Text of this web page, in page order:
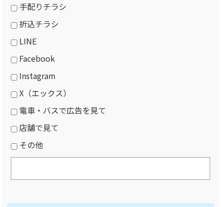
手配りチラシ
折込チラシ
LINE
Facebook
Instagram
X（エックス）
電車・バスで広告を見て
店舗で見て
その他